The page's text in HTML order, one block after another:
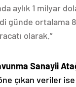
aylık 1 milyar
günde ortalama
olarak.”
Sanayii
çıkan veriler ise